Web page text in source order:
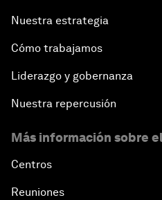
Nuestra estrategia
Cómo trabajamos
Liderazgo y gobernanza
Nuestra repercusión
Más información sobre
Centros
Reuniones